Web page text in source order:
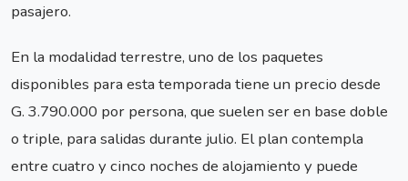
pasajero.
En la modalidad terrestre, uno de los paquetes
disponibles para esta temporada tiene un precio desde
G. 3.790.000 por persona, que suelen ser en base doble
o triple, para salidas durante julio. El plan contempla
entre cuatro y cinco noches de alojamiento y puede